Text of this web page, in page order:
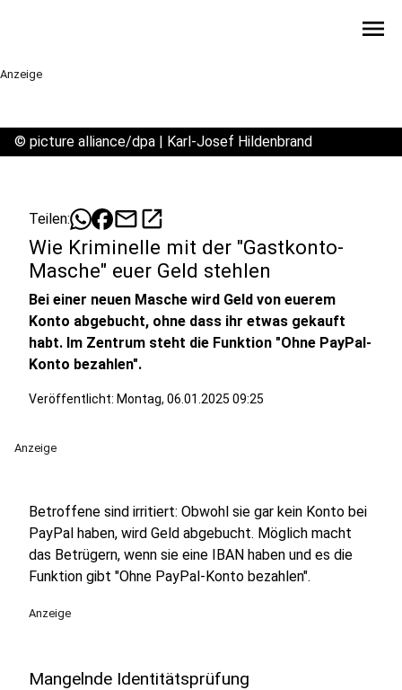
menu
Anzeige
© picture alliance/dpa | Karl-Josef Hildenbrand
Teilen: mailopen_in_new
Wie Kriminelle mit der "Gastkonto-
Masche" euer Geld stehlen
Bei einer neuen Masche wird Geld von euerem
Konto abgebucht, ohne dass ihr etwas gekauft
habt. Im Zentrum steht die Funktion "Ohne PayPal-
Konto bezahlen".
Veröffentlicht: Montag, 06.01.2025 09:25
Anzeige
Betroffene sind irritiert: Obwohl sie gar kein Konto bei
PayPal haben, wird Geld abgebucht. Möglich macht
das Betrügern, wenn sie eine IBAN haben und es die
Funktion gibt "Ohne PayPal-Konto bezahlen".
Anzeige
Mangelnde Identitätsprüfung